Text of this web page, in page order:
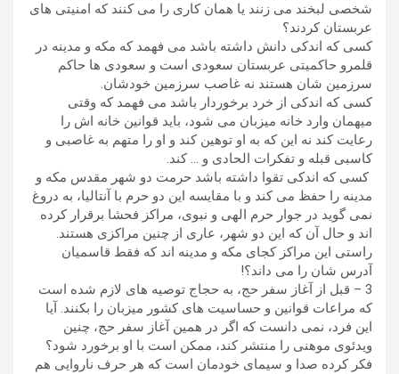
شخصی لبخند می زنند یا همان کاری را می کنند که امنیتی های
عربستان کردند؟
کسی که اندکی دانش داشته باشد می فهمد که مکه و مدینه در
قلمرو حاکمیتی عربستان سعودی است و سعودی ها حاکم
سرزمین شان هستند نه غاصب سرزمین خودشان.
کسی که اندکی از خرد برخوردار باشد می فهمد که وقتی
میهمان وارد خانه میزبان می شود، باید قوانین خانه اش را
رعایت کند نه این که به او توهین کند و او را متهم به غاصبی و
کاسبی قبله و تفکرات الحادی و … کند.
کسی که اندکی تقوا داشته باشد حرمت دو شهر مقدس مکه و
مدینه را حفظ می کند و با مقایسه این دو حرم با آنتالیا، به دروغ
نمی گوید در جوار حرم الهی و نبوی، مراکز فحشا برقرار کرده
اند و حال آن که این دو شهر، عاری از چنین مراکزی هستند.
راستی این مراکز کجای مکه و مدینه اند که فقط قاسمیان
آدرس شان را می داند؟!
3 – قبل از آغاز سفر حج، به حجاج توصیه های لازم شده است
که مراعات قوانین و حساسیت های کشور میزبان را بکنند. آیا
این فرد، نمی دانست که اگر در همین آغاز سفر حج، چنین
ویدئوی موهنی را منتشر کند، ممکن است با او برخورد شود؟
فکر کرده صدا و سیمای خودمان است که هر حرف ناروایی هم